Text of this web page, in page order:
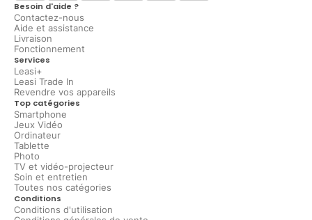
Besoin d'aide ?
Contactez-nous
Aide et assistance
Livraison
Fonctionnement
Services
Leasi+
Leasi Trade In
Revendre vos appareils
Top catégories
Smartphone
Jeux Vidéo
Ordinateur
Tablette
Photo
TV et vidéo-projecteur
Soin et entretien
Toutes nos catégories
Conditions
Conditions d'utilisation